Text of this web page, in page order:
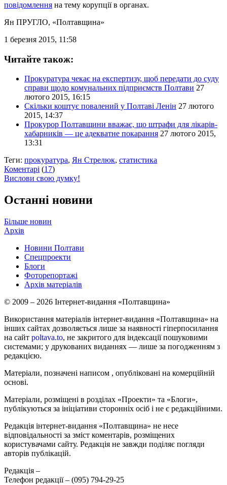
повідомлення на тему корупції в органах.
Ян ПРУГЛО, «Полтавщина»
1 березня 2015, 11:58
Читайте також:
Прокуратура чекає на експертизу, щоб передати до суду
справи щодо комунальних підприємств Полтави 27
лютого 2015, 16:15
Скільки коштує повалений у Полтаві Ленін 27 лютого
2015, 14:37
Прокурор Полтавщини вважає, що штрафи для лікарів-
хабарників — це адекватне покарання 27 лютого 2015,
13:31
Теги: прокуратура, Ян Стрелюк, статистика
Коментарі (17)
Вислови свою думку!
Останні новини
Більше новин
Архів
Новини Полтави
Спецпроекти
Блоги
Фоторепортажі
Архів матеріалів
© 2009 – 2026 Інтернет-видання «Полтавщина»
Використання матеріалів інтернет-видання «Полтавщина» на
інших сайтах дозволяється лише за наявності гіперпосилання
на сайт poltava.to, не закритого для індексації пошуковими
системами; у друкованих виданнях — лише за погодженням з
редакцією.
Матеріали, позначені написом , опубліковані на комерційній
основі.
Матеріали, розміщені в розділах «Проекти» та «Блоги»,
публікуються за ініціативи сторонніх осіб і не є редакційними.
Редакція інтернет-видання «Полтавщина» не несе
відповідальності за зміст коментарів, розміщених
користувачами сайту. Редакція не завжди поділяє погляди
авторів публікацій.
Редакція –
Телефон редакції – (095) 794-29-25